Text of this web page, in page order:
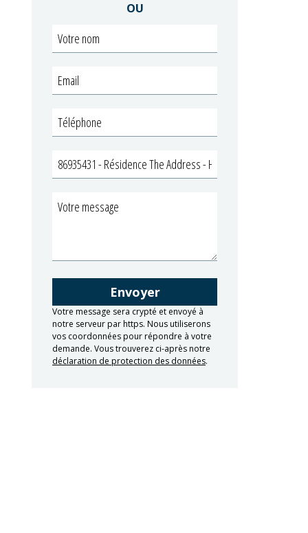
OU
Votre message sera crypté et envoyé à
notre serveur par https. Nous utiliserons
vos coordonnées pour répondre à votre
demande. Vous trouverez ci-après notre
déclaration de protection des données.